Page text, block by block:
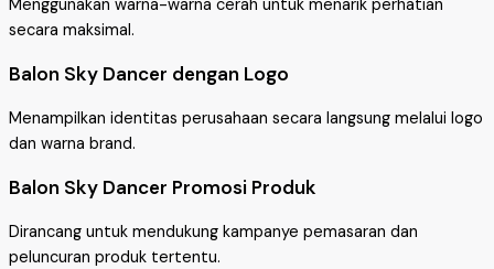
Menggunakan warna-warna cerah untuk menarik perhatian
secara maksimal.
Balon Sky Dancer dengan Logo
Menampilkan identitas perusahaan secara langsung melalui logo
dan warna brand.
Balon Sky Dancer Promosi Produk
Dirancang untuk mendukung kampanye pemasaran dan
peluncuran produk tertentu.